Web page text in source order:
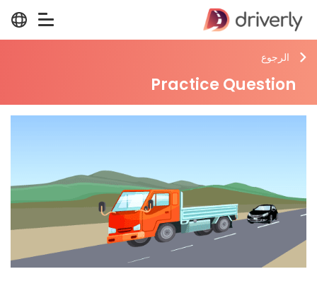
الرجوع
Practice Question